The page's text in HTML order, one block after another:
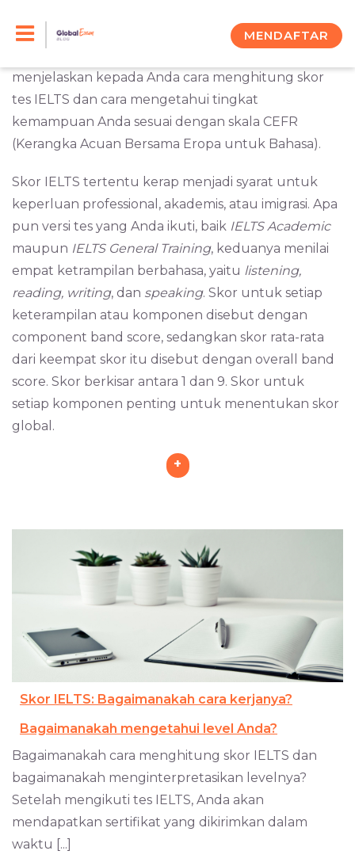
MENDAFTAR
tentu berharap mendapatkan hasil yang bagus
menjelaskan kepada Anda cara menghitung skor
tes IELTS dan cara mengetahui tingkat
kemampuan Anda sesuai dengan skala CEFR
(Kerangka Acuan Bersama Eropa untuk Bahasa).
Skor IELTS tertentu kerap menjadi syarat untuk
keperluan professional, akademis, atau imigrasi. Apa
pun versi tes yang Anda ikuti, baik IELTS Academic
maupun IELTS General Training, keduanya menilai
empat ketrampilan berbahasa, yaitu listening,
reading, writing, dan speaking. Skor untuk setiap
keterampilan atau komponen disebut dengan
component band score, sedangkan skor rata-rata
dari keempat skor itu disebut dengan overall band
score. Skor berkisar antara 1 dan 9. Skor untuk
setiap komponen penting untuk menentukan skor
global.
+
Skor IELTS: Bagaimanakah cara kerjanya?
Bagaimanakah mengetahui level Anda?
Bagaimanakah cara menghitung skor IELTS dan
bagaimanakah menginterpretasikan levelnya?
Setelah mengikuti tes IELTS, Anda akan
mendapatkan sertifikat yang dikirimkan dalam
waktu [...]